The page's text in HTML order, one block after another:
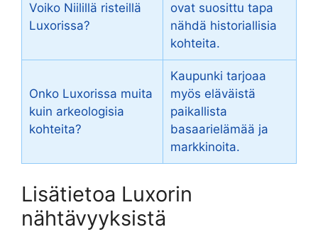
Voiko Niilillä risteillä
Luxorissa?
ovat suosittu tapa
nähdä historiallisia
kohteita.
Onko Luxorissa muita
kuin arkeologisia
kohteita?
Kaupunki tarjoaa
myös eläväistä
paikallista
basaarielämää ja
markkinoita.
Lisätietoa Luxorin
nähtävyyksistä